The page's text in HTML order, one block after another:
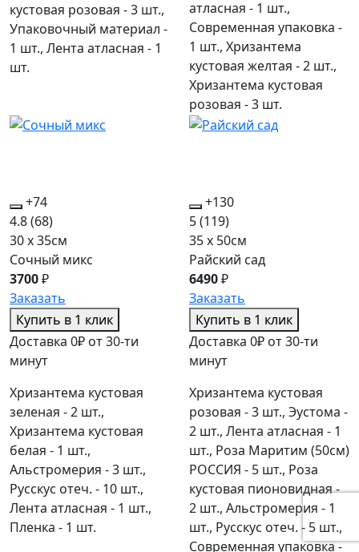
кустовая розовая - 3 шт.,
Упаковочный материал -
1 шт., Лента атласная - 1
шт.
атласная - 1 шт.,
Современная упаковка -
1 шт., Хризантема
кустовая желтая - 2 шт.,
Хризантема кустовая
розовая - 3 шт.
+74
4.8(68)
30 x 35см
Сочный микс
3700₽
Заказать
Купить в 1 клик
Доставка 0₽ от 30-ти
минут
Хризантема кустовая
зеленая - 2 шт.,
Хризантема кустовая
белая - 1 шт.,
Альстромерия - 3 шт.,
Русскус отеч. - 10 шт.,
Лента атласная - 1 шт.,
Пленка - 1 шт.
+130
5(119)
35 x 50см
Райский сад
6490₽
Заказать
Купить в 1 клик
Доставка 0₽ от 30-ти
минут
Хризантема кустовая
розовая - 3 шт., Эустома -
2 шт., Лента атласная - 1
шт., Роза Маритим (50см)
РОССИЯ - 5 шт., Роза
кустовая пионовидная -
2 шт., Альстромерия - 1
шт., Русскус отеч. - 5 шт.,
Современная упаковка -